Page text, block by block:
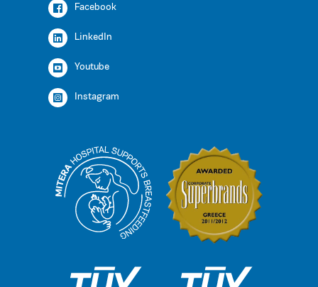
Facebook
LinkedIn
Youtube
Instagram